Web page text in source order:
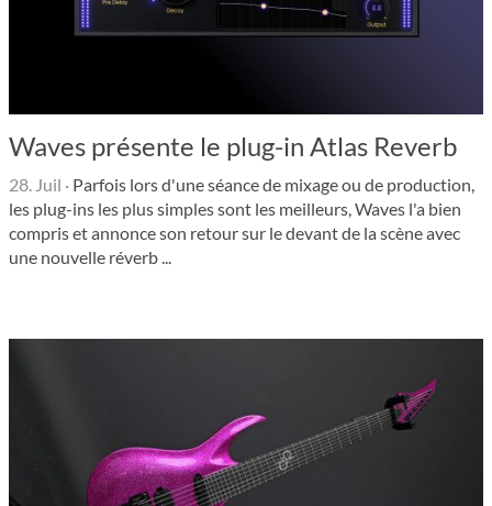
Waves présente le plug-in Atlas Reverb
28. Juil · Parfois lors d'une séance de mixage ou de production,
les plug-ins les plus simples sont les meilleurs, Waves l'a bien
compris et annonce son retour sur le devant de la scène avec
une nouvelle réverb ...